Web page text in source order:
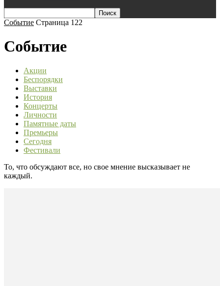
Событие Страница 122
Событие
Акции
Беспорядки
Выставки
История
Концерты
Личности
Памятные даты
Премьеры
Сегодня
Фестивали
То, что обсуждают все, но свое мнение высказывает не
каждый.